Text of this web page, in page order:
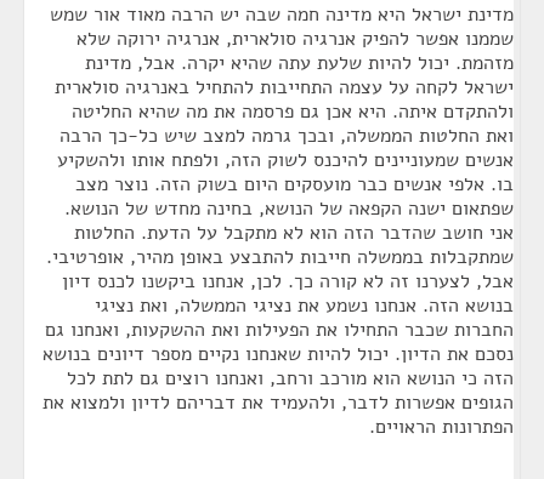
מדינת ישראל היא מדינה חמה שבה יש הרבה מאוד אור שמש
שממנו אפשר להפיק אנרגיה סולארית, אנרגיה ירוקה שלא
מזהמת. יכול להיות שלעת עתה שהיא יקרה. אבל, מדינת
ישראל לקחה על עצמה התחייבות להתחיל באנרגיה סולארית
ולהתקדם איתה. היא אכן גם פרסמה את מה שהיא החליטה
ואת החלטות הממשלה, ובכך גרמה למצב שיש כל-כך הרבה
אנשים שמעוניינים להיכנס לשוק הזה, ולפתח אותו ולהשקיע
בו. אלפי אנשים כבר מועסקים היום בשוק הזה. נוצר מצב
שפתאום ישנה הקפאה של הנושא, בחינה מחדש של הנושא.
אני חושב שהדבר הזה הוא לא מתקבל על הדעת. החלטות
שמתקבלות בממשלה חייבות להתבצע באופן מהיר, אופרטיבי.
אבל, לצערנו זה לא קורה כך. לכן, אנחנו ביקשנו לכנס דיון
בנושא הזה. אנחנו נשמע את נציגי הממשלה, ואת נציגי
החברות שכבר התחילו את הפעילות ואת ההשקעות, ואנחנו גם
נסכם את הדיון. יכול להיות שאנחנו נקיים מספר דיונים בנושא
הזה כי הנושא הוא מורכב ורחב, ואנחנו רוצים גם לתת לכל
הגופים אפשרות לדבר, ולהעמיד את דבריהם לדיון ולמצוא את
הפתרונות הראויים.